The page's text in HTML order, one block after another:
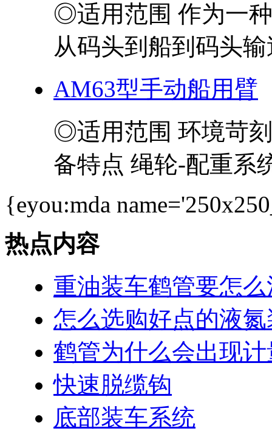
◎适用范围 作为一
从码头到船到码头
AM63型手动船用臂
◎适用范围 环境苛
备特点 绳轮-配重系
{eyou:mda
热点内容
重油装车鹤管要怎么
怎么选购好点的液氮
鹤管为什么会出现
快速脱缆钩
底部装车系统